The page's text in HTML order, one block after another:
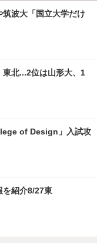
筑波大「国立大学だけ
北...2位は山形大、1
of Design」入試攻
を紹介8/27東